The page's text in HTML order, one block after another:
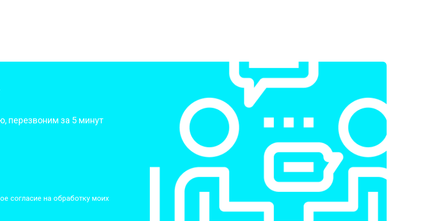
от 3500 ₽
от 2200 ₽ Заказать
от 1700 ₽ Заказать
от 80 мин Заказать
перезвоним за 5 минут
согласие на обработку моих